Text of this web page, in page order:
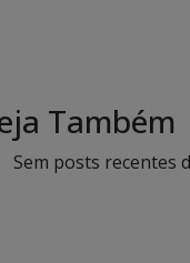
Também
Sem posts recentes